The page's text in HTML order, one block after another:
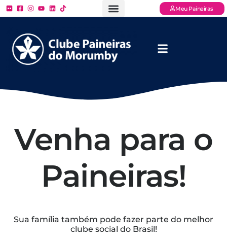
Meu Paineiras
Venha para o
Paineiras!
Sua família também pode fazer parte do melhor
clube social do Brasil!